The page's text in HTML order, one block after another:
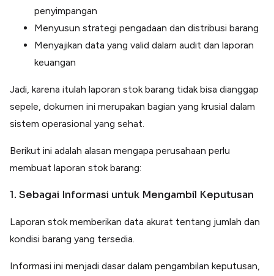
penyimpangan
Menyusun strategi pengadaan dan distribusi barang
Menyajikan data yang valid dalam audit dan laporan
keuangan
Jadi, karena itulah laporan stok barang tidak bisa dianggap
sepele, dokumen ini merupakan bagian yang krusial dalam
sistem operasional yang sehat.
Berikut ini adalah alasan mengapa perusahaan perlu
membuat laporan stok barang:
1. Sebagai Informasi untuk Mengambil Keputusan
Laporan stok memberikan data akurat tentang jumlah dan
kondisi barang yang tersedia.
Informasi ini menjadi dasar dalam pengambilan keputusan,